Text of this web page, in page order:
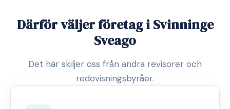
Därför väljer företag i Svinninge
Sveago
Det här skiljer oss från andra revisorer och
redovisningsbyråer.